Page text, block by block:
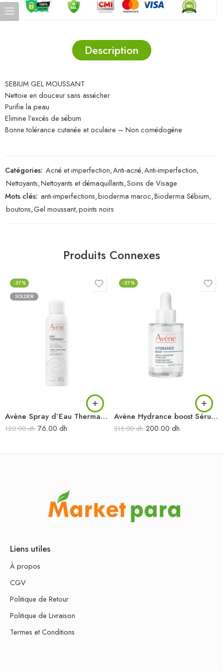
Description
SEBIUM GEL MOUSSANT
Nettoie en douceur sans assécher
Purifie la peau
Elimine l’excès de sébum
Bonne tolérance cutanée et oculaire – Non comédogène
Catégories: Acné et imperfection,Anti-acné,Anti-imperfection,
Nettoyants,Nettoyants et démaquillants,Soins de Visage
Mots clés: anti-imperfections,bioderma maroc,Bioderma Sébium,
boutons,Gel moussant,points noirs
Produits Connexes
-37%
SOLDER
Avène Spray d’Eau Thermale 150 ml
120.00dh 76.00 dh
-37%
Avène Hydrance boost Sérum concentré hydratant 30 ml
315.00dh 200.00 dh
Liens utiles
À propos
CGV
Politique de Retour
Politique de Livraison
Termes et Conditions